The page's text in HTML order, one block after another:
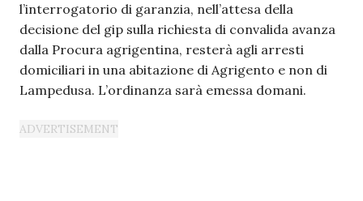
l’interrogatorio di garanzia, nell’attesa della
decisione del gip sulla richiesta di convalida avanza
dalla Procura agrigentina, resterà agli arresti
domiciliari in una abitazione di Agrigento e non di
Lampedusa. L’ordinanza sarà emessa domani.